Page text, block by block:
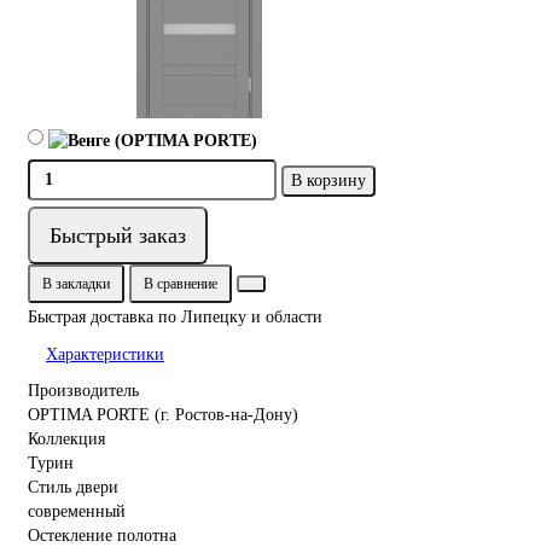
В корзину
Быстрый заказ
В закладки В сравнение
Быстрая доставка по Липецку и области
Характеристики
Производитель
OPTIMA PORTE (г. Ростов-на-Дону)
Коллекция
Турин
Стиль двери
современный
Остекление полотна